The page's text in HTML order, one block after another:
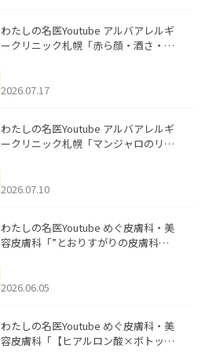
わたしの名医Youtube アルバアレルギ
ークリニック札幌「赤ら顔・酒さ・ニ
した。
2026.07.17
わたしの名医Youtube アルバアレルギ
ークリニック札幌「マンジャロのリア
た。
2026.07.10
わたしの名医Youtube めぐ皮膚科・美
容皮膚科「”とおりすがりの皮膚科
2026.06.05
わたしの名医Youtube めぐ皮膚科・美
容皮膚科「【ヒアルロン酸×ボトック